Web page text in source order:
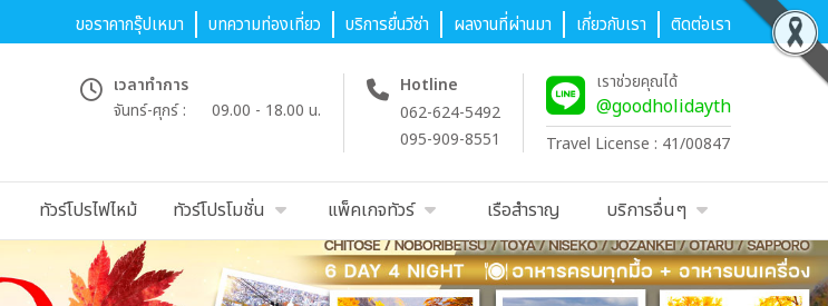
ขอราคากรุ๊ปเหมา บทความท่องเที่ยว บริการยื่นวีซ่า ผลงานที่ผ่านมา เกี่ยวกับเรา ติดต่อเรา
เวลาทำการ
จันทร์-ศุกร์ :
09.00 - 18.00 น.
Hotline
062-624-5492
095-909-8551
เราช่วยคุณได้
@goodholidayth
Travel License : 41/00847
ทัวร์โปรไฟไหม้ ทัวร์โปรโมชั่น แพ็คเกจทัวร์ เรือสำราญ บริการอื่นๆ